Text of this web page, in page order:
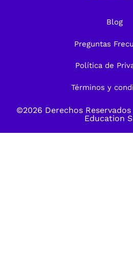
Blog
Preguntas
Política de
Términos y
©2026 Derechos
Education